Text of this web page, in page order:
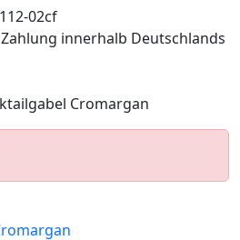
02cf
innerhalb Deutschlands